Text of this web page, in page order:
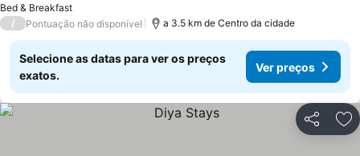
Bed & Breakfast
/ Pontuação não disponível a 3.5 km de Centro da cidade
Selecione as datas para ver os preços
exatos.
Ver preços
Partilhar